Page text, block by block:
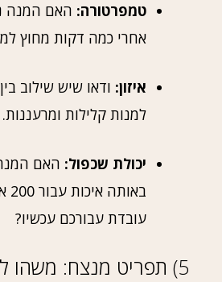
טמפרטורה: האם המנה
אחרי כמה דקות מחוץ
איזון: ודאו שיש שילוב
למנות קלילות ומרעננות.
יכולת שכפול: האם
עובדת עבורכם עכשיו?
5) תפריט מנצח: משהו לכל אחד